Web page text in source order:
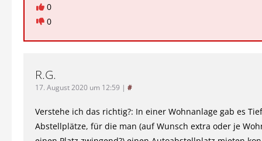
0
0
R.G.
17. August 2020 um 12:59 | #
Verstehe ich das richtig?: In einer Wohnanlage gab es
Abstellplätze, für die man (auf Wunsch extra oder je